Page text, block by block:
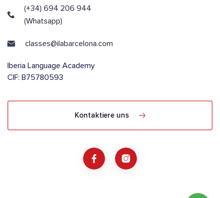
(+34) 694 206 944
(Whatsapp)
classes@ilabarcelona.com
Iberia Language Academy
CIF: B75780593
Kontaktiere uns